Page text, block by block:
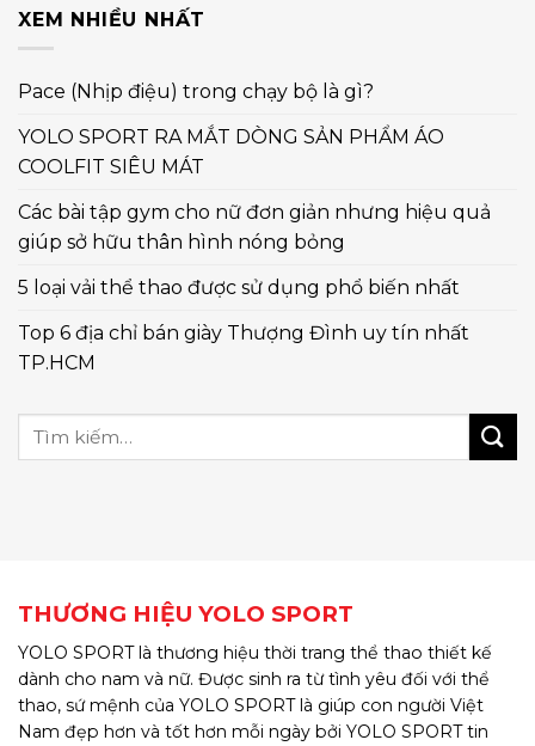
XEM NHIỀU NHẤT
Pace (Nhịp điệu) trong chạy bộ là gì?
YOLO SPORT RA MẮT DÒNG SẢN PHẨM ÁO
COOLFIT SIÊU MÁT
Các bài tập gym cho nữ đơn giản nhưng hiệu quả
giúp sở hữu thân hình nóng bỏng
5 loại vải thể thao được sử dụng phổ biến nhất
Top 6 địa chỉ bán giày Thượng Đình uy tín nhất
TP.HCM
THƯƠNG HIỆU YOLO SPORT
YOLO SPORT là thương hiệu thời trang thể thao thiết kế
dành cho nam và nữ. Được sinh ra từ tình yêu đối với thể
thao, sứ mệnh của YOLO SPORT là giúp con người Việt
Nam đẹp hơn và tốt hơn mỗi ngày bởi YOLO SPORT tin